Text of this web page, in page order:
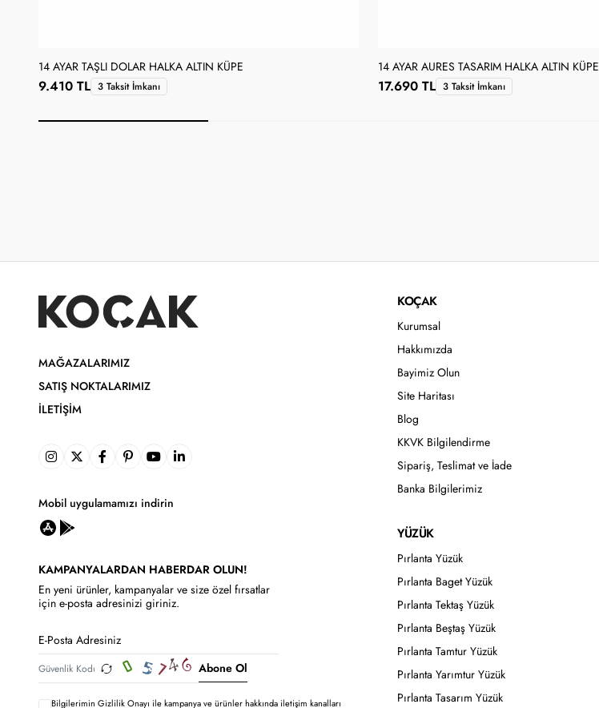
14 AYAR TAŞLI DOLAR HALKA ALTIN KÜPE
9.410 TL 3 Taksit İmkanı
14 AYAR AURES TASARIM HALKA ALTIN KÜPE
17.690 TL 3 Taksit İmkanı
MAĞAZALARIMIZ
SATIŞ NOKTALARIMIZ
İLETIŞIM
Mobil uygulamamızı indirin
KAMPANYALARDAN HABERDAR OLUN!
En yeni ürünler, kampanyalar ve size özel fırsatlar
için e-posta adresinizi giriniz.
Abone Ol
Bilgilerimin Gizlilik Onayı ile kampanya ve ürünler hakkında iletişim kanalları
KOÇAK
Kurumsal
Hakkımızda
Bayimiz Olun
Site Haritası
Blog
KKVK Bilgilendirme
Sipariş, Teslimat ve İade
Banka Bilgilerimiz
YÜZÜK
Pırlanta Yüzük
Pırlanta Baget Yüzük
Pırlanta Tektaş Yüzük
Pırlanta Beştaş Yüzük
Pırlanta Tamtur Yüzük
Pırlanta Yarımtur Yüzük
Pırlanta Tasarım Yüzük